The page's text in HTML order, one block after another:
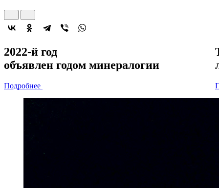
2022-й год
объявлен годом минералогии
Подробнее